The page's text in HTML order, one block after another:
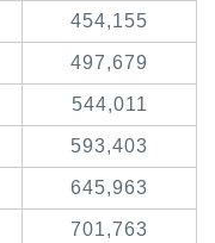
454,155
497,679
544,011
593,403
645,963
701,763